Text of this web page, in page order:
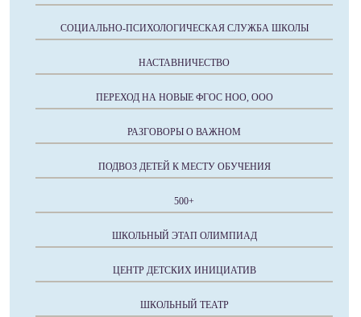
СОЦИАЛЬНО-ПСИХОЛОГИЧЕСКАЯ СЛУЖБА ШКОЛЫ
НАСТАВНИЧЕСТВО
ПЕРЕХОД НА НОВЫЕ ФГОС НОО, ООО
РАЗГОВОРЫ О ВАЖНОМ
ПОДВОЗ ДЕТЕЙ К МЕСТУ ОБУЧЕНИЯ
500+
ШКОЛЬНЫЙ ЭТАП ОЛИМПИАД
ЦЕНТР ДЕТСКИХ ИНИЦИАТИВ
ШКОЛЬНЫЙ ТЕАТР